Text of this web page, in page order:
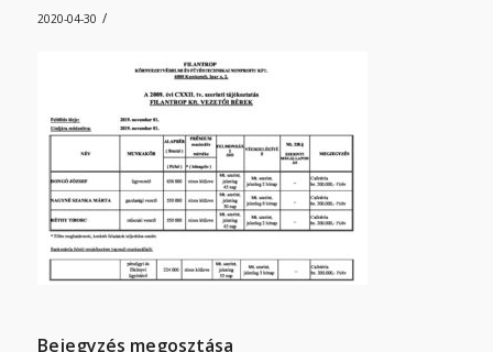
2020-04-30 /
Bejegyzés megosztása